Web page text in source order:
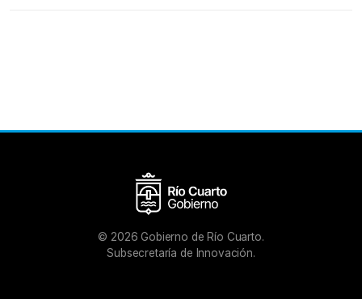
© 2026 Gobierno de Río Cuarto.
Subsecretaría de Innovación.